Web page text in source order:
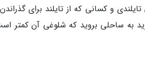
و کسانی که از تایلند برای